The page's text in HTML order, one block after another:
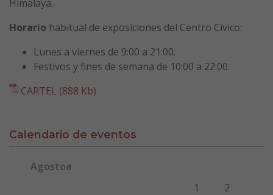
Himalaya.
Horario habitual de exposiciones del Centro Cívico:
Lunes a viernes de 9:00 a 21:00.
Festivos y fines de semana de 10:00 a 22:00.
CARTEL (888 Kb)
Calendario de eventos
Agostoa
Viernes Sábado
1 2